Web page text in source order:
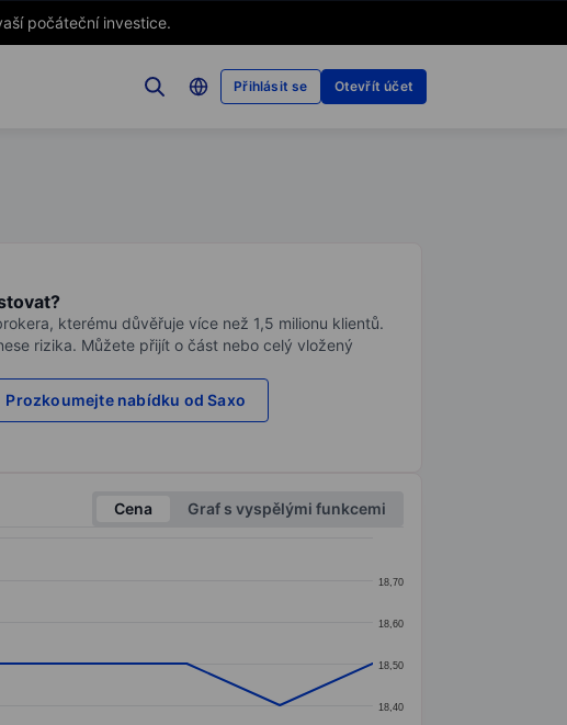
počáteční investice.
Přihlásit se Otevřít účet
kterému důvěřuje více než 1,5 milionu klientů.
rizika. Můžete přijít o část nebo celý vložený
Prozkoumejte nabídku od Saxo
Cena
Graf s vyspělými funkcemi
18,40
18,50
18,60
18,70